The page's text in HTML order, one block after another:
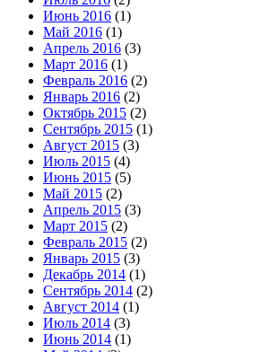
Июнь 2016 (1)
Май 2016 (1)
Апрель 2016 (3)
Март 2016 (1)
Февраль 2016 (2)
Январь 2016 (2)
Октябрь 2015 (2)
Сентябрь 2015 (1)
Август 2015 (3)
Июль 2015 (4)
Июнь 2015 (5)
Май 2015 (2)
Апрель 2015 (3)
Март 2015 (2)
Февраль 2015 (2)
Январь 2015 (3)
Декабрь 2014 (1)
Сентябрь 2014 (2)
Август 2014 (1)
Июль 2014 (3)
Июнь 2014 (1)